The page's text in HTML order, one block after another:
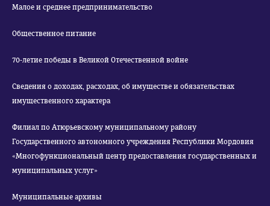
Малое и среднее предпринимательство
Общественное питание
70-летие победы в Великой Отечественной войне
Сведения о доходах, расходах, об имуществе и обязательствах
имущественного характера
Филиал по Атюрьевскому муниципальному району
Государственного автономного учреждения Республики Мордовия
«Многофункциональный центр предоставления государственных и
муниципальных услуг»
Муниципальные архивы